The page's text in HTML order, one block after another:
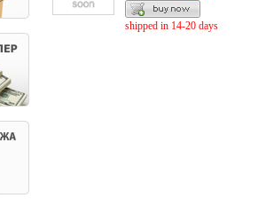
shipped in 14-20 days